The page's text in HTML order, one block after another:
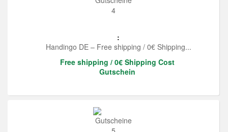
:
Handingo DE – Free shipping / 0€ Shipping...
Free shipping / 0€ Shipping Cost
Gutschein